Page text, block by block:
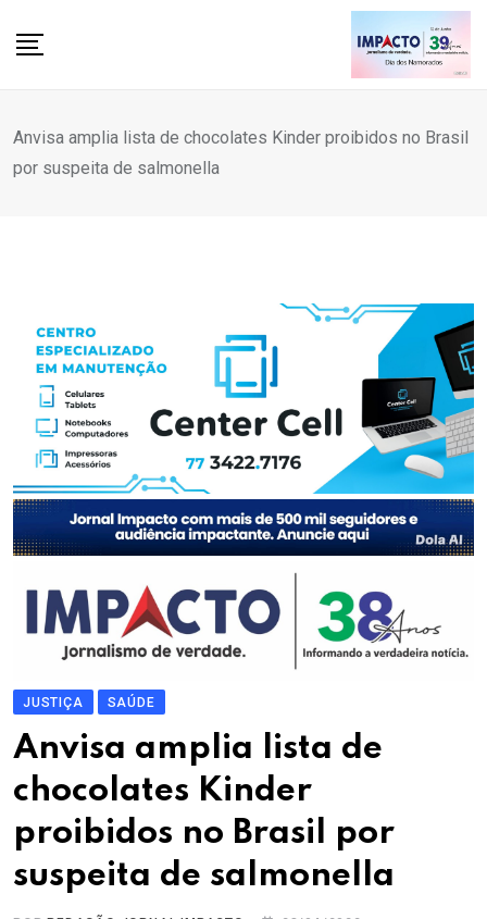
Anvisa amplia lista de chocolates Kinder proibidos no Brasil
por suspeita de salmonella
JUSTIÇA SAÚDE
Anvisa amplia lista de
chocolates Kinder
proibidos no Brasil por
suspeita de salmonella